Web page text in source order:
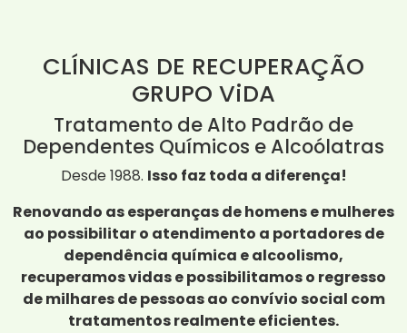
CLÍNICAS DE RECUPERAÇÃO
GRUPO ViDA
Tratamento de Alto Padrão de
Dependentes Químicos e Alcoólatras
Desde 1988. Isso faz toda a diferença!
Renovando as esperanças de homens e mulheres
ao possibilitar o atendimento a portadores de
dependência química e alcoolismo,
recuperamos vidas e possibilitamos o regresso
de milhares de pessoas ao convívio social com
tratamentos realmente eficientes.